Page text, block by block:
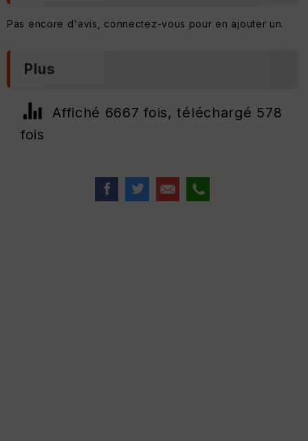
Pas encore d'avis, connectez-vous pour en ajouter un.
Plus
Affiché 6667 fois, téléchargé 578
fois